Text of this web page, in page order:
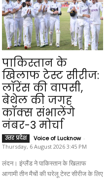
पाकिस्तान के
खिलाफ टेस्ट सीरीज:
लॉरेंस की वापसी,
बेथेल की जगह
कॉक्स संभालेंगे
नंबर-3 मोर्चा
उत्तर प्रदेश Voice of Lucknow -
Thursday, 6 August 2026 3:45 PM
लंदन। इंग्लैंड ने पाकिस्तान के खिलाफ
आगामी तीन मैचों की घरेलू टेस्ट सीरीज के लिए